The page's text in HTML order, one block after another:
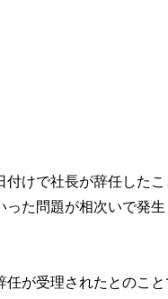
けで社長が辞任した
た問題が相次いで発
が受理されたとのこ